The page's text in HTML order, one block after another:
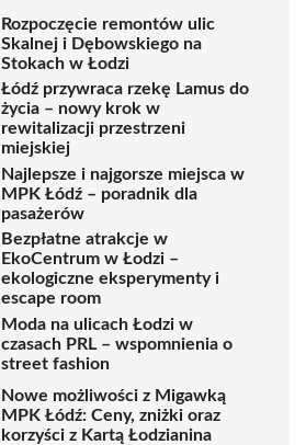
Rozpoczęcie remontów ulic
Skalnej i Dębowskiego na
Stokach w Łodzi
Łódź przywraca rzekę Lamus do
życia – nowy krok w
rewitalizacji przestrzeni
miejskiej
Najlepsze i najgorsze miejsca w
MPK Łódź – poradnik dla
pasażerów
Bezpłatne atrakcje w
EkoCentrum w Łodzi –
ekologiczne eksperymenty i
escape room
Moda na ulicach Łodzi w
czasach PRL – wspomnienia o
street fashion
Nowe możliwości z Migawką
MPK Łódź: Ceny, zniżki oraz
korzyści z Kartą Łodzianina